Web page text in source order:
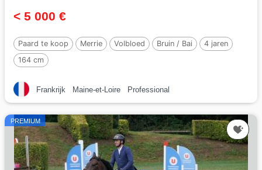
< 5 000 €
Paard te koop Merrie Volbloed Bruin / Bai
4 jaren
164 cm
Frankrijk Maine-et-Loire Professional
PREMIUM